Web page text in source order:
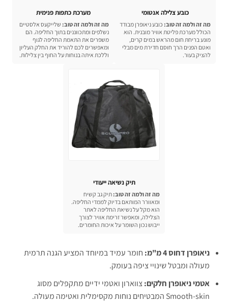
כובע צלילה אנטומי
מה זה ולמה זה טוב: כובע ניאופרן מבודד
הכולל מערכת פליטת אוויר מובנית. הוא
מונע בריחת חום מהראש במים קרים,
ואטם הפנים הרך חוסם חדירת מים מבלי
להציק בעור.
מערכת כתפות פנימית
מה זה ולמה זה טוב: שלייקעס אלסטיים
נשלפים ומתכווננים בתוך החליפה. הם
משפרים את התאמת החליפה לגוף
ומאפשרים לכם להוריד את החלק העליון
וללכת איתה בנוחות על החוף בין צלילות.
תיק נשיאה ייעודי
מה זה ולמה זה טוב: תיק גב קשיח
ומאוורר המותאם בדיוק לממדי החליפה.
הוא מקל על נשיאת החליפה לאתר
הצלילה, ומאפשר זרימת אוויר לצורך
ייבוש נכון השומר על איכות החומרים.
ניאופרן דחוס 4 מ"מ:
חומר עמיד במיוחד המציע הגנה תרמית
מעולה ומבטל שינויי ציפה בעומק.
אטמי ניאופרן חלקים:צווארון ואטמי ידיים מתקפלים מסוג
Smooth-skin המבטיחים נוחות מקסימלית ואטימה מעולה.